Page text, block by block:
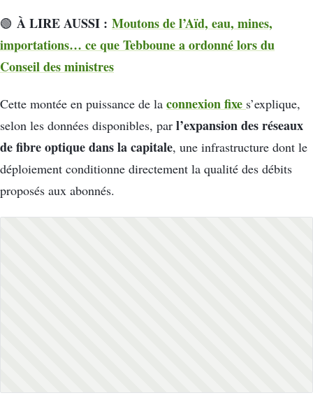
🟢 À LIRE AUSSI : Moutons de l’Aïd, eau, mines,
importations… ce que Tebboune a ordonné lors du
Conseil des ministres
Cette montée en puissance de la connexion fixe s’explique,
selon les données disponibles, par l’expansion des réseaux
de fibre optique dans la capitale, une infrastructure dont le
déploiement conditionne directement la qualité des débits
proposés aux abonnés.